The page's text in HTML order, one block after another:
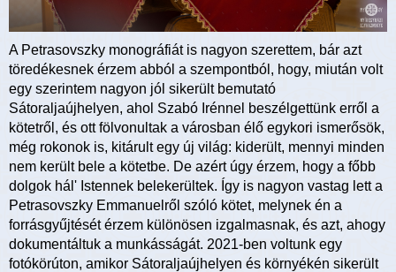
A Petrasovszky monográfiát is nagyon szerettem, bár azt
töredékesnek érzem abból a szempontból, hogy, miután volt
egy szerintem nagyon jól sikerült bemutató
Sátoraljaújhelyen, ahol Szabó Irénnel beszélgettünk erről a
kötetről, és ott fölvonultak a városban élő egykori ismerősök,
még rokonok is, kitárult egy új világ: kiderült, mennyi minden
nem került bele a kötetbe. De azért úgy érzem, hogy a főbb
dolgok hál' Istennek belekerültek. Így is nagyon vastag lett a
Petrasovszky Emmanuelről szóló kötet, melynek én a
forrásgyűjtését érzem különösen izgalmasnak, és azt, ahogy
dokumentáltuk a munkásságát. 2021-ben voltunk egy
fotókörúton, amikor Sátoraljaújhelyen és környékén sikerült